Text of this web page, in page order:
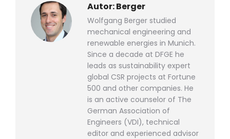
Autor:Berger
Wolfgang Berger studied
mechanical engineering and
renewable energies in Munich.
Since a decade at DFGE he
leads as sustainability expert
global CSR projects at Fortune
500 and other companies. He
is an active counselor of The
German Association of
Engineers (VDI), technical
editor and experienced advisor